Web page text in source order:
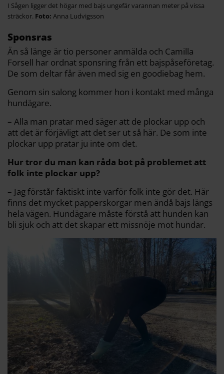
I Sågen ligger det högar med bajs ungefär varannan meter på vissa
sträckor.
Anna Ludvigsson
Sponsras
Än så länge är tio personer anmälda och Camilla
Forsell har ordnat sponsring från ett bajspåseföretag.
De som deltar får även med sig en goodiebag hem.
Genom sin salong kommer hon i kontakt med många
hundägare.
– Alla man pratar med säger att de plockar upp och
att det är förjävligt att det ser ut så här. De som inte
plockar upp pratar ju inte om det.
Hur tror du man kan råda bot på problemet att
folk inte plockar upp?
– Jag förstår faktiskt inte varför folk inte gör det. Här
finns det mycket papperskorgar men ändå bajs längs
hela vägen. Hundägare måste förstå att hunden kan
bli sjuk och att det skapar ett missnöje mot hundar.